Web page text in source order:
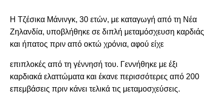
Η Τζέσικα Μάνινγκ, 30 ετών, με καταγωγή από τη Νέα
Ζηλανδία, υποβλήθηκε σε διπλή μεταμόσχευση καρδιάς
και ήπατος πριν από οκτώ χρόνια, αφού είχε
επιπλοκές από τη γέννησή του. Γεννήθηκε με έξι
καρδιακά ελαττώματα και έκανε περισσότερες από 200
επεμβάσεις πριν κάνει τελικά τις μεταμοσχεύσεις.